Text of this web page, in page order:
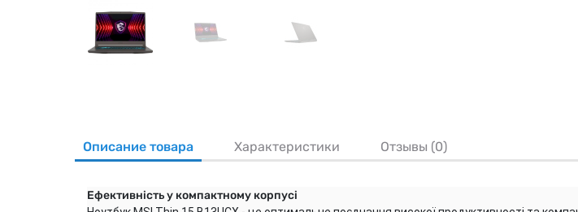
Описание товара Характеристики Отзывы (0)
Ефективність у компактному корпусі